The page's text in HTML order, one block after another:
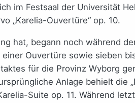
im Festsaal der Universität
„Karelia-Ouvertüre“ op. 10.
hat, begann noch während
Ouvertüre sowie sieben
für die Provinz Wyborg
Anlage behielt die
Suite op. 11. Während